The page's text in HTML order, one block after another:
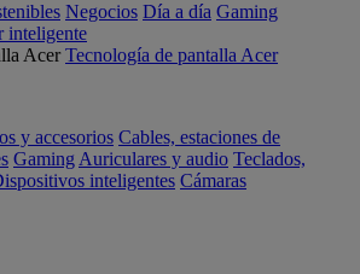
Negocios Día a día Gaming
inteligente
Tecnología de pantalla Acer
y accesorios Cables, estaciones de
Gaming Auriculares y audio Teclados,
inteligentes Cámaras